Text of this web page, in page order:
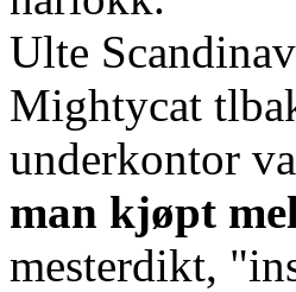
Ulte
Mightycat
underkontor
man kjøpt
mesterdikt,